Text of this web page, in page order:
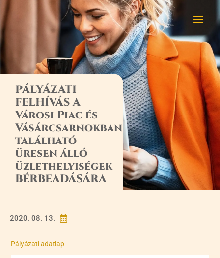
PÁLYÁZATI
FELHÍVÁS A
Városi Piac és
Vásárcsarnokban
található
üresen álló
üzlethelyiségek
BÉRBEADÁSÁRA

2020. 08. 13.
Pályázati adatlap